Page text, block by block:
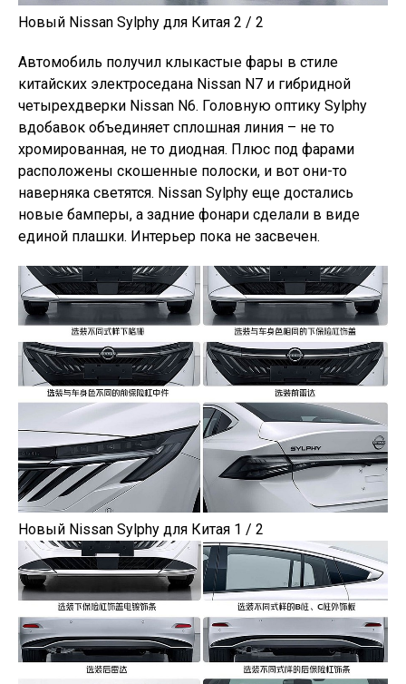
Новый Nissan Sylphy для Китая 2 / 2
Автомобиль получил клыкастые фары в стиле
китайских электроседана Nissan N7 и гибридной
четырехдверки Nissan N6. Головную оптику Sylphy
вдобавок объединяет сплошная линия – не то
хромированная, не то диодная. Плюс под фарами
расположены скошенные полоски, и вот они-то
наверняка светятся. Nissan Sylphy еще достались
новые бамперы, а задние фонари сделали в виде
единой плашки. Интерьер пока не засвечен.
Новый Nissan Sylphy для Китая 1 / 2